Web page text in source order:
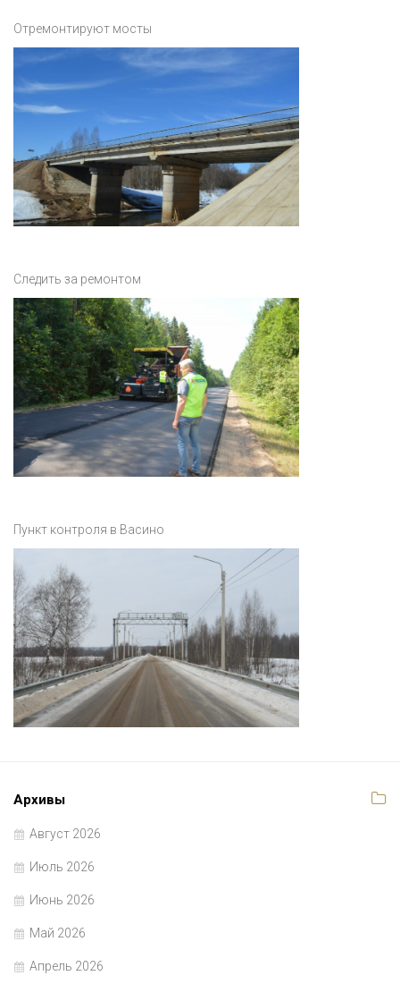
Отремонтируют мосты
Следить за ремонтом
Пункт контроля в Васино
Архивы
Август 2026
Июль 2026
Июнь 2026
Май 2026
Апрель 2026